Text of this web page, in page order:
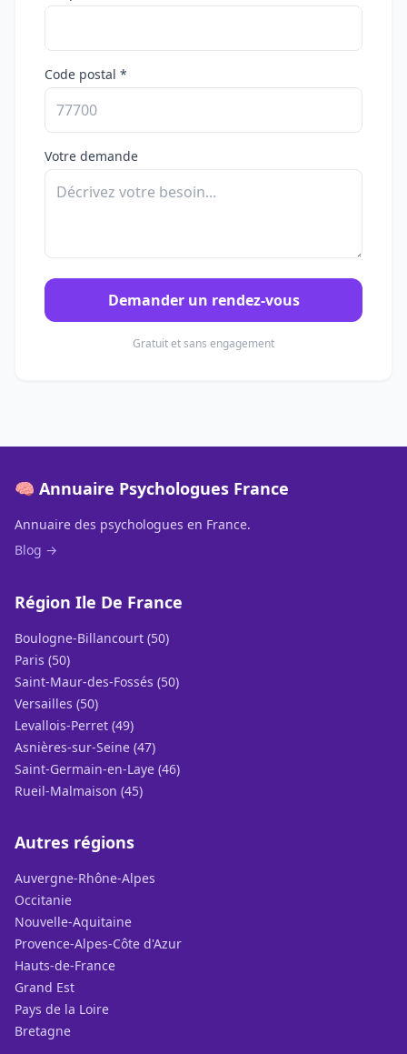
Code postal *
Votre demande
Demander un rendez-vous
Gratuit et sans engagement
🧠 Annuaire Psychologues France
Annuaire des psychologues en France.
Blog →
Région Ile De France
Boulogne-Billancourt (50)
Paris (50)
Saint-Maur-des-Fossés (50)
Versailles (50)
Levallois-Perret (49)
Asnières-sur-Seine (47)
Saint-Germain-en-Laye (46)
Rueil-Malmaison (45)
Autres régions
Auvergne-Rhône-Alpes
Occitanie
Nouvelle-Aquitaine
Provence-Alpes-Côte d'Azur
Hauts-de-France
Grand Est
Pays de la Loire
Bretagne